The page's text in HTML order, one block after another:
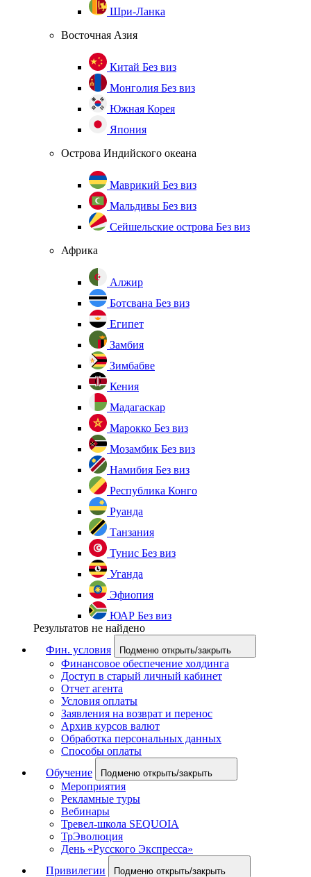
Шри-Ланка
Восточная Азия
Китай Без виз
Монголия Без виз
Южная Корея
Япония
Острова Индийского океана
Маврикий Без виз
Мальдивы Без виз
Сейшельские острова Без виз
Африка
Алжир
Ботсвана Без виз
Египет
Замбия
Зимбабве
Кения
Мадагаскар
Марокко Без виз
Мозамбик Без виз
Намибия Без виз
Республика Конго
Руанда
Танзания
Тунис Без виз
Уганда
Эфиопия
ЮАР Без виз
Результатов не найдено
Фин. условия
Подменю открыть/закрыть
Финансовое обеспечение холдинга
Доступ в старый личный кабинет
Отчет агента
Условия оплаты
Заявления на возврат и перенос
Архив курсов валют
Обработка персональных данных
Способы оплаты
Обучение
Подменю открыть/закрыть
Мероприятия
Рекламные туры
Вебинары
Тревел-школа SEQUOIA
ТрЭволюция
День «Русского Экспресса»
Привилегии
Подменю открыть/закрыть